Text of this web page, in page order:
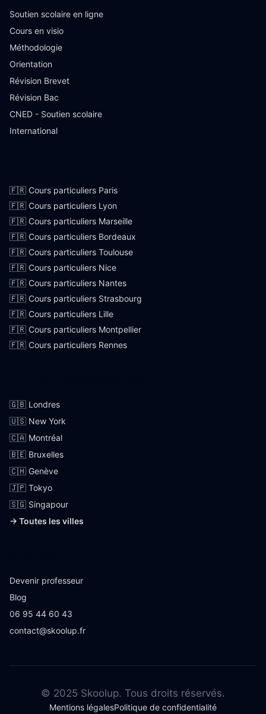
Soutien scolaire en ligne
Cours en visio
Méthodologie
Orientation
Révision Brevet
Révision Bac
CNED - Soutien scolaire
International
🇫🇷 Cours particuliers Paris
🇫🇷 Cours particuliers Lyon
🇫🇷 Cours particuliers Marseille
🇫🇷 Cours particuliers Bordeaux
🇫🇷 Cours particuliers Toulouse
🇫🇷 Cours particuliers Nice
🇫🇷 Cours particuliers Nantes
🇫🇷 Cours particuliers Strasbourg
🇫🇷 Cours particuliers Lille
🇫🇷 Cours particuliers Montpellier
🇫🇷 Cours particuliers Rennes
🇬🇧 Londres
🇺🇸 New York
🇨🇦 Montréal
🇧🇪 Bruxelles
🇨🇭 Genève
🇯🇵 Tokyo
🇸🇬 Singapour
→ Toutes les villes
Devenir professeur
Blog
06 95 44 60 43
contact@skoolup.fr
© 2025 Skoolup. Tous droits réservés.
Mentions légalesPolitique de confidentialité